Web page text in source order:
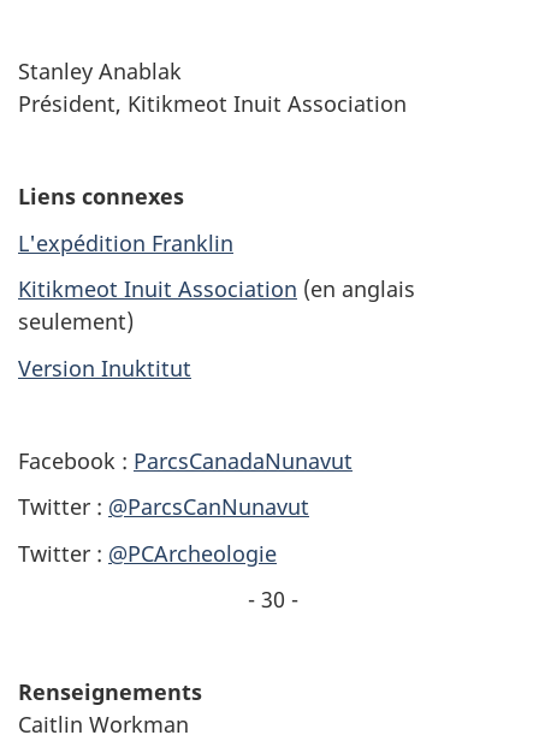
Stanley Anablak
Président, Kitikmeot Inuit Association
Liens connexes
L'expédition Franklin
Kitikmeot Inuit Association (en anglais
seulement)
Version Inuktitut
Facebook : ParcsCanadaNunavut
Twitter : @ParcsCanNunavut
Twitter : @PCArcheologie
- 30 -
Renseignements
Caitlin Workman